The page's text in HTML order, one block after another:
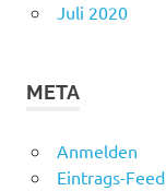
Juli 2020
META
Anmelden
Eintrags-Feed